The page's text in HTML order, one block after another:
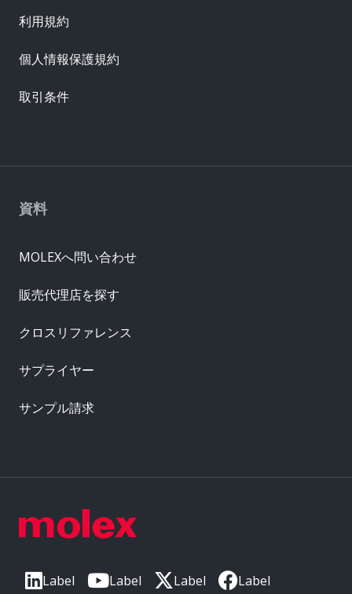
Label Label Label Label
資料
MOLEXへ問い合わせ
販売代理店を探す
クロスリファレンス
サプライヤー
サンプル請求
利用規約
個人情報保護規約
取引条件